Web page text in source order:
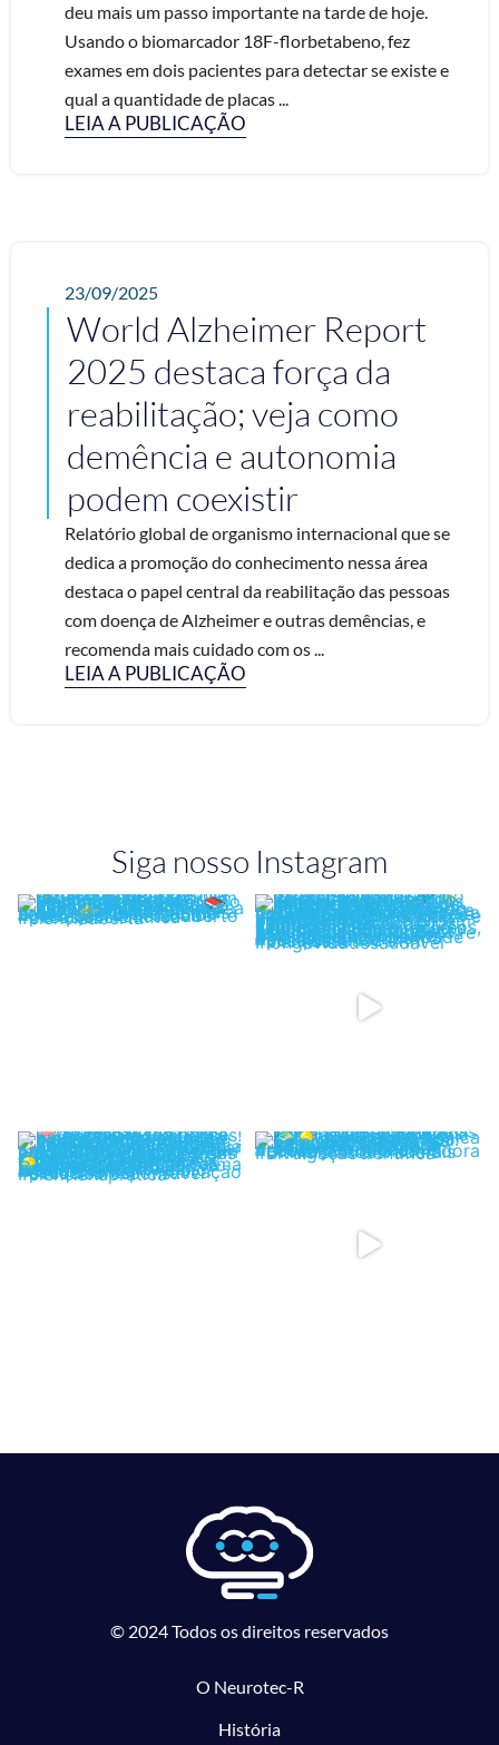
deu mais um passo importante na tarde de hoje.
Usando o biomarcador 18F-florbetabeno, fez
exames em dois pacientes para detectar se existe e
qual a quantidade de placas ...
LEIA A PUBLICAÇÃO
23/09/2025
World Alzheimer Report
2025 destaca força da
reabilitação; veja como
demência e autonomia
podem coexistir
Relatório global de organismo internacional que se
dedica a promoção do conhecimento nessa área
destaca o papel central da reabilitação das pessoas
com doença de Alzheimer e outras demências, e
recomenda mais cuidado com os ...
LEIA A PUBLICAÇÃO
Siga nosso Instagram
© 2024 Todos os direitos reservados
O Neurotec-R
História